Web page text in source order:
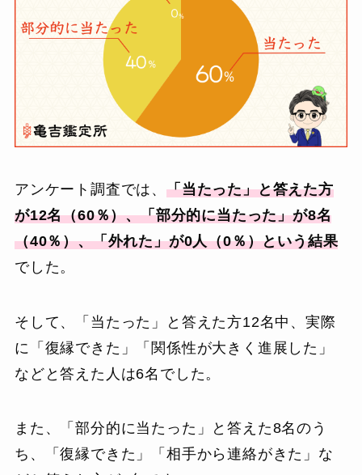
アンケート調査では、 「当たった」と答えた方
が12名（60％）、「部分的に当たった」が8名
（40％）、「外れた」が0人（0％）という結果
でした。
そして、「当たった」と答えた方12名中、実際
に「復縁できた」「関係性が大きく進展した」
などと答えた人は6名でした。
また、「部分的に当たった」と答えた8名のう
ち、「復縁できた」「相手から連絡がきた」な